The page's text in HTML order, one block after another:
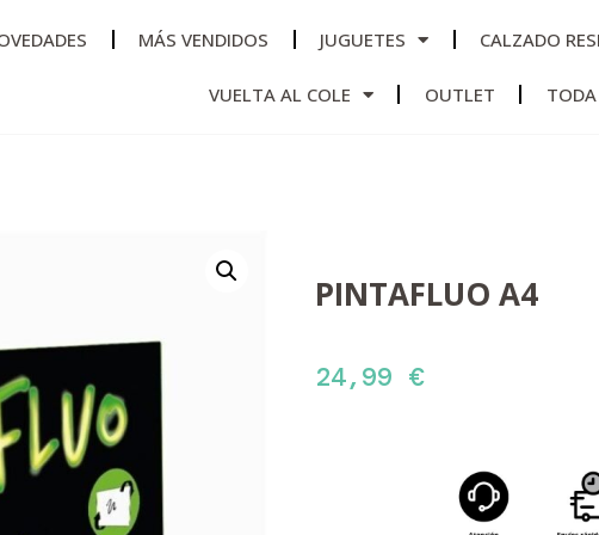
MÁS VENDIDOS JUGUETES CALZADO
VUELTA AL COLE OUTLET
PINTAFLUO A4
24,99 €